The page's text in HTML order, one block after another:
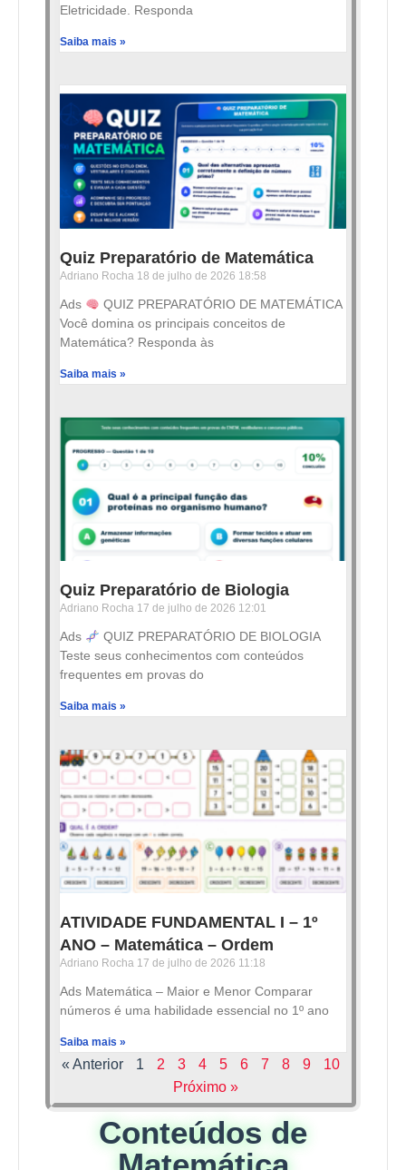
Eletricidade. Responda
Saiba mais »
Quiz Preparatório de Matemática
Adriano Rocha 18 de julho de 2026 18:58
Ads
QUIZ PREPARATÓRIO DE MATEMÁTICA
Você domina os principais conceitos de
Matemática? Responda às
Saiba mais »
Quiz Preparatório de Biologia
Adriano Rocha 17 de julho de 2026 12:01
Ads
QUIZ PREPARATÓRIO DE BIOLOGIA
Teste seus conhecimentos com conteúdos
frequentes em provas do
Saiba mais »
ATIVIDADE FUNDAMENTAL I – 1º
ANO – Matemática – Ordem
Adriano Rocha 17 de julho de 2026 11:18
Ads Matemática – Maior e Menor Comparar
números é uma habilidade essencial no 1º ano
Saiba mais »
« Anterior 1 2 3 4 5 6 7 8 9
10
Próximo »
Conteúdos de